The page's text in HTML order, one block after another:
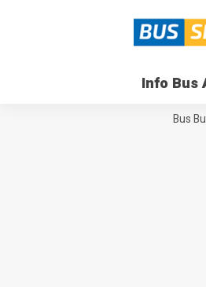
Info Bus
Bus